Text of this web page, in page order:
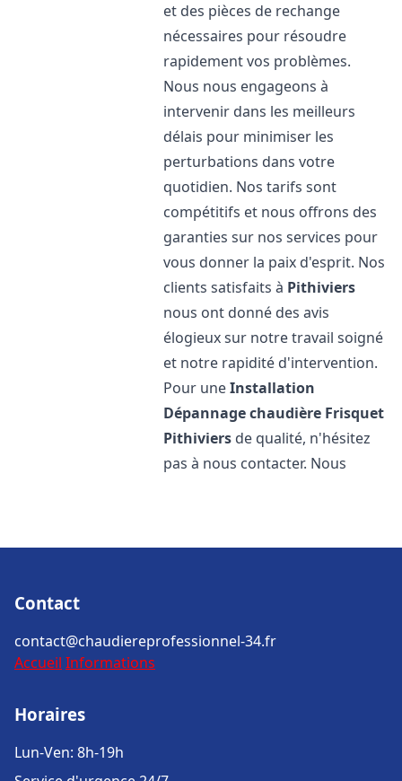
et des pièces de rechange
nécessaires pour résoudre
rapidement vos problèmes.
Nous nous engageons à
intervenir dans les meilleurs
délais pour minimiser les
perturbations dans votre
quotidien. Nos tarifs sont
compétitifs et nous offrons des
garanties sur nos services pour
vous donner la paix d'esprit. Nos
clients satisfaits à Pithiviers
nous ont donné des avis
élogieux sur notre travail soigné
et notre rapidité d'intervention.
Pour uneInstallation
Dépannage chaudière Frisquet
Pithiviers de qualité, n'hésitez
pas à nous contacter. Nous
Contact
contact@chaudiereprofessionnel-34.fr
Accueil Informations
Horaires
Lun-Ven: 8h-19h